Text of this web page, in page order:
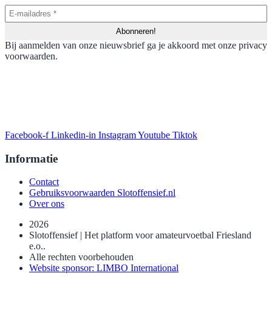
Bij aanmelden van onze nieuwsbrief ga je akkoord met onze privacy
voorwaarden.
Facebook-f Linkedin-in InstagramYoutube Tiktok
Informatie
Contact
Gebruiksvoorwaarden Slotoffensief.nl
Over ons
2026
Slotoffensief | Het platform voor amateurvoetbal Friesland
e.o..
Alle rechten voorbehouden
Website sponsor: LIMBO International